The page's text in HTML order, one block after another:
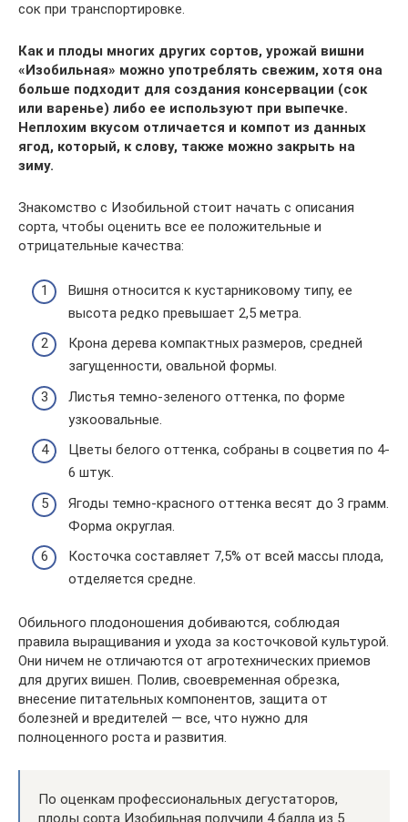
сок при транспортировке.
Как и плоды многих других сортов, урожай вишни
«Изобильная» можно употреблять свежим, хотя она
больше подходит для создания консервации (сок
или варенье) либо ее используют при выпечке.
Неплохим вкусом отличается и компот из данных
ягод, который, к слову, также можно закрыть на
зиму.
Знакомство с Изобильной стоит начать с описания
сорта, чтобы оценить все ее положительные и
отрицательные качества:
Вишня относится к кустарниковому типу, ее
высота редко превышает 2,5 метра.
Крона дерева компактных размеров, средней
загущенности, овальной формы.
Листья темно-зеленого оттенка, по форме
узкоовальные.
Цветы белого оттенка, собраны в соцветия по 4-
6 штук.
Ягоды темно-красного оттенка весят до 3 грамм.
Форма округлая.
Косточка составляет 7,5% от всей массы плода,
отделяется средне.
Обильного плодоношения добиваются, соблюдая
правила выращивания и ухода за косточковой культурой.
Они ничем не отличаются от агротехнических приемов
для других вишен. Полив, своевременная обрезка,
внесение питательных компонентов, защита от
болезней и вредителей — все, что нужно для
полноценного роста и развития.
По оценкам профессиональных дегустаторов,
плоды сорта Изобильная получили 4 балла из 5